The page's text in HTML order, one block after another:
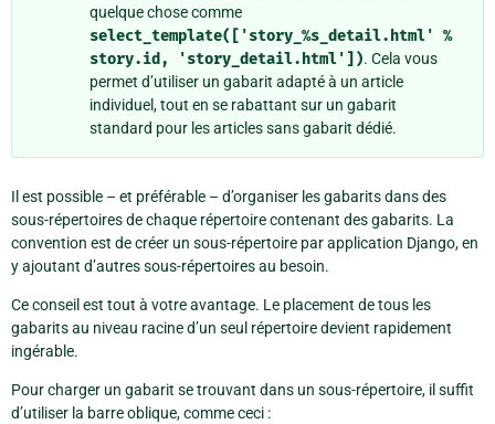
quelque chose comme
select_template(['story_%s_detail.html' %
story.id,
'story_detail.html']). Cela vous
permet d’utiliser un gabarit adapté à un article
individuel, tout en se rabattant sur un gabarit
standard pour les articles sans gabarit dédié.
Il est possible – et préférable – d’organiser les gabarits dans des
sous-répertoires de chaque répertoire contenant des gabarits. La
convention est de créer un sous-répertoire par application Django, en
y ajoutant d’autres sous-répertoires au besoin.
Ce conseil est tout à votre avantage. Le placement de tous les
gabarits au niveau racine d’un seul répertoire devient rapidement
ingérable.
Pour charger un gabarit se trouvant dans un sous-répertoire, il suffit
d’utiliser la barre oblique, comme ceci :